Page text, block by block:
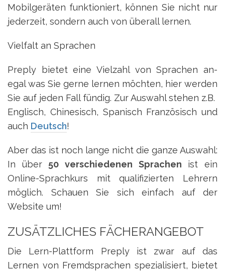
Mobilgeräten funktioniert, können Sie nicht nur
jederzeit, sondern auch von überall lernen.
Vielfalt an Sprachen
Preply bietet eine Vielzahl von Sprachen an-
egal was Sie gerne lernen möchten, hier werden
Sie auf jeden Fall fündig. Zur Auswahl stehen z.B.
Englisch, Chinesisch, Spanisch Französisch und
auch Deutsch!
Aber das ist noch lange nicht die ganze Auswahl:
In über 50 verschiedenen Sprachen ist ein
Online-Sprachkurs mit qualifizierten Lehrern
möglich. Schauen Sie sich einfach auf der
Website um!
ZUSÄTZLICHES FÄCHERANGEBOT
Die Lern-Plattform Preply ist zwar auf das
Lernen von Fremdsprachen spezialisiert, bietet